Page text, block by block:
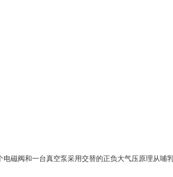
磁阀和一台真空泵采用交替的正负大气压原理从哺